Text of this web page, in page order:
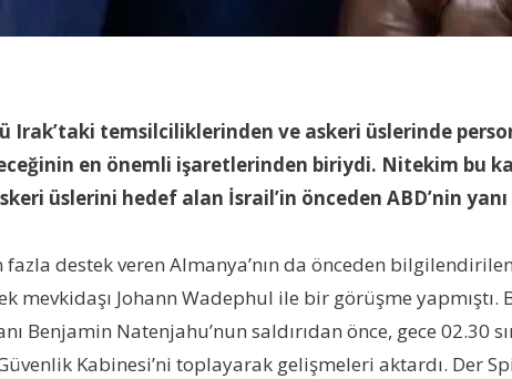
Irak’taki temsilciliklerinden ve askeri üslerinde
en önemli işaretlerinden biriydi. Nitekim bu
üslerini hedef alan İsrail’in önceden ABD’nin
fazla destek veren Almanya’nın da önceden
mevkidaşı Johann Wadephul ile bir görüşme
Benjamin Natenjahu’nun saldırıdan önce, gece
Kabinesi’ni toplayarak gelişmeleri aktardı. Der